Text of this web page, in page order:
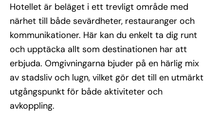
Hotellet är beläget i ett trevligt område med
närhet till både sevärdheter, restauranger och
kommunikationer. Här kan du enkelt ta dig runt
och upptäcka allt som destinationen har att
erbjuda. Omgivningarna bjuder på en härlig mix
av stadsliv och lugn, vilket gör det till en utmärkt
utgångspunkt för både aktiviteter och
avkoppling.